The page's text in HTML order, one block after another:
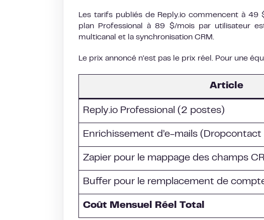
Les tarifs publiés de Reply.io commencent à 49
plan Professional à 89 $/mois par utilisateur
multicanal et la synchronisation CRM.
Le prix annoncé n’est pas le prix réel. Pour une
Article
Reply.io Professional (2 postes)
Enrichissement d’e-mails
Zapier pour le mappage des champs
Buffer pour le remplacement de
Coût Mensuel Réel Total